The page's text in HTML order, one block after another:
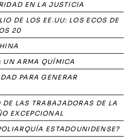
EN LA JUSTICIA
DE LOS EE.UU: LOS ECOS DE
20
UN ARMA QUÍMICA
PARA GENERAR
DE LAS TRABAJADORAS DE LA
EXCEPCIONAL
ESTADOUNIDENSE?